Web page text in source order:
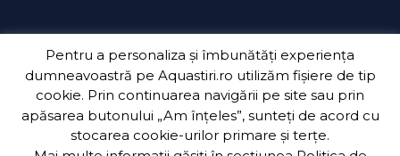
Copyright 2018 Aquatim S.A.| Dezvoltat de 3Waves Net
Pentru a personaliza și îmbunătăți experiența
dumneavoastră pe Aquastiri.ro utilizăm fișiere de tip
cookie. Prin continuarea navigării pe site sau prin
apăsarea butonului „Am înțeles”, sunteți de acord cu
stocarea cookie-urilor primare și terțe.